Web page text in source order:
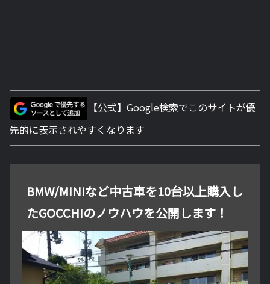
【公式】Google検索でこのサイトが優
先的に表示されやすくなります
BMW/MINIなど中古車を10台以上購入し
たGOCCHIのノウハウを公開します！